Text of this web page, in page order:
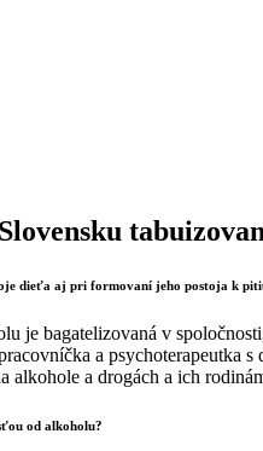
dieťa aj pri formovaní jeho postoja k
je bagatelizovaná v
a psychoterapeutka
alkohole a drogách a ich
od alkoholu?